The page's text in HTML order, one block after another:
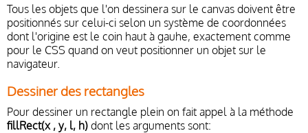
Tous les objets que l'on dessinera sur le canvas doivent être
positionnés sur celui-ci selon un système de coordonnées
dont l'origine est le coin haut à gauhe, exactement comme
pour le CSS quand on veut positionner un objet sur le
navigateur.
Dessiner des rectangles
Pour dessiner un rectangle plein on fait appel à la méthode
fillRect(x , y, l, h) dont les arguments sont: